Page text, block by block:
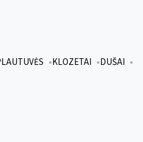
KLOZETAI
DUŠAI